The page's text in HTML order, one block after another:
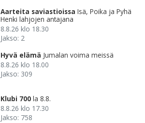
Aarteita saviastioissa Isä, Poika ja Pyhä
Henki lahjojen antajana
8.8.26 klo 18.30
Jakso: 2
Hyvä elämä Jumalan voima meissä
8.8.26 klo 18.00
Jakso: 309
Klubi 700 la 8.8.
8.8.26 klo 17.30
Jakso: 758